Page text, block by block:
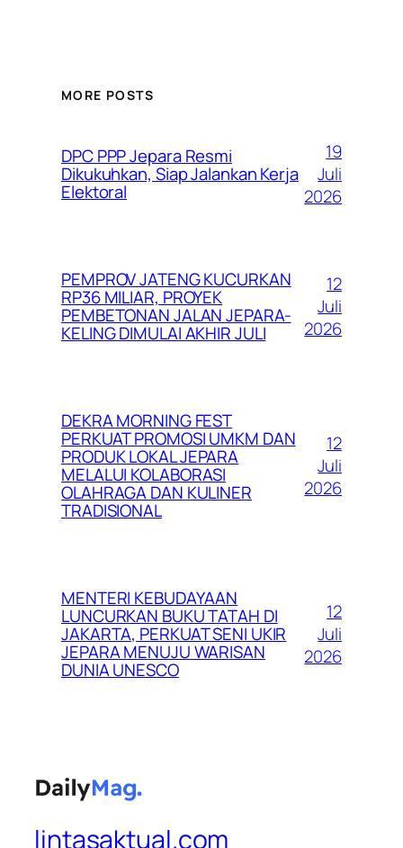
MORE POSTS
DPC PPP Jepara Resmi
Dikukuhkan, Siap Jalankan Kerja
Elektoral
19
Juli
2026
PEMPROV JATENG KUCURKAN
RP36 MILIAR, PROYEK
PEMBETONAN JALAN JEPARA-
KELING DIMULAI AKHIR JULI
12
Juli
2026
DEKRA MORNING FEST
PERKUAT PROMOSI UMKM DAN
PRODUK LOKAL JEPARA
MELALUI KOLABORASI
OLAHRAGA DAN KULINER
TRADISIONAL
12
Juli
2026
MENTERI KEBUDAYAAN
LUNCURKAN BUKU TATAH DI
JAKARTA, PERKUAT SENI UKIR
JEPARA MENUJU WARISAN
DUNIA UNESCO
12
Juli
2026
lintasaktual.com